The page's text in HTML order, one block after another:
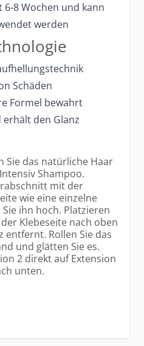
6-8 Wochen und kann
werden
Schäden
Formel bewahrt
den Glanz
Sie das natürliche Haar
Shampoo.
mit der
wie eine einzelne
ihn hoch. Platzieren
Klebeseite nach oben
entfernt. Rollen Sie das
und glätten Sie es.
2 direkt auf Extension
unten.